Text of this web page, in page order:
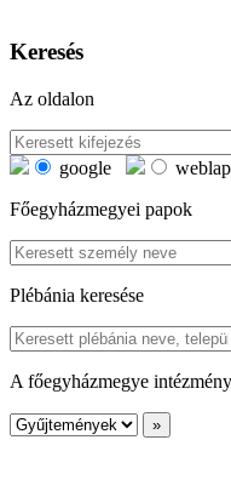
Keresés
Az oldalon
google
weblap
Főegyházmegyei papok
Plébánia keresése
A főegyházmegye